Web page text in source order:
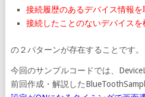
接続履歴のあるデバイス情報を
接続したことのないデバイスを
の２パターンが存在することです。
今回のサンプルコードでは、
前回作成・解説した